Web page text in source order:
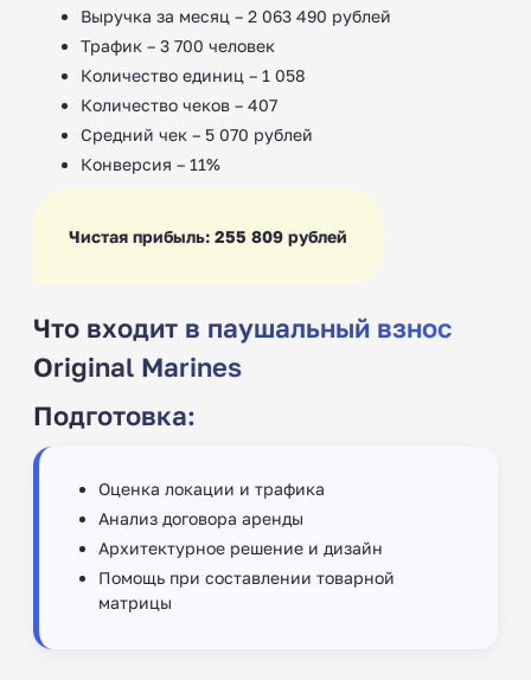
Выручка за месяц – 2 063 490 рублей
Трафик – 3 700 человек
Количество единиц – 1 058
Количество чеков – 407
Средний чек – 5 070 рублей
Конверсия – 11%
Чистая прибыль: 255 809 рублей
Что входит в паушальный взнос
Original Marines
Подготовка:
Оценка локации и трафика
Анализ договора аренды
Архитектурное решение и дизайн
Помощь при составлении товарной
матрицы